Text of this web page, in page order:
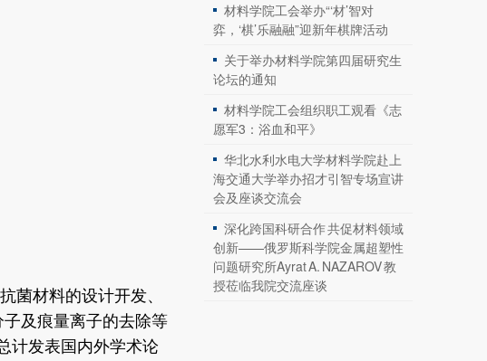
菌材料的设计开发、
及痕量离子的去除等
计发表国内外学术论
材料学院工会举办“‘材’智对
弈，‘棋’乐融融”迎新年棋牌活动
关于举办材料学院第四届研究生
论坛的通知
材料学院工会组织职工观看《志
愿军3：浴血和平》
华北水利水电大学材料学院赴上
海交通大学举办招才引智专场宣讲
会及座谈交流会
深化跨国科研合作 共促材料领域
创新——俄罗斯科学院金属超塑性
问题研究所Ayrat A. NAZAROV 教
授莅临我院交流座谈